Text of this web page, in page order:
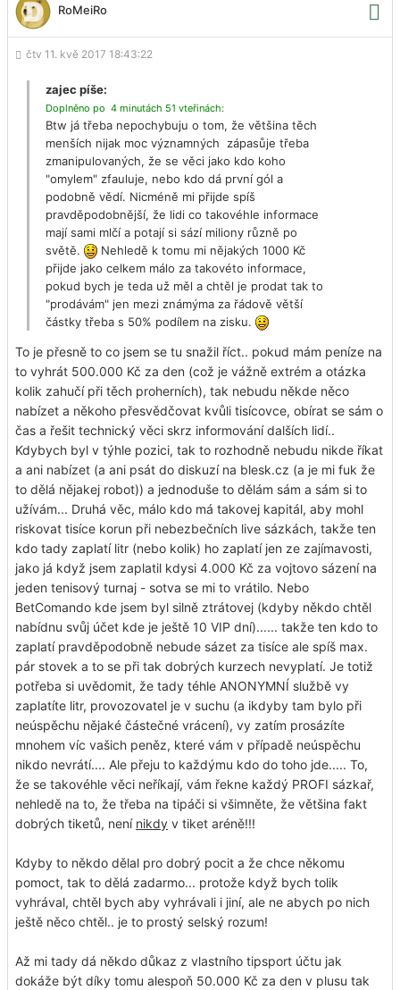
RoMeiRo
čtv 11. kvě 2017 18:43:22
zajec píše:
Doplněno po 4 minutách 51 vteřinách:
Btw já třeba nepochybuju o tom, že většina těch
menších nijak moc významných zápasůje třeba
zmanipulovaných, že se věci jako kdo koho
"omylem" zfauluje, nebo kdo dá první gól a
podobně vědí. Nicméně mi přijde spíš
pravděpodobnější, že lidi co takovéhle informace
mají sami mlčí a potají si sází miliony různě po
světě.
Nehledě k tomu mi nějakých 1000 Kč
přijde jako celkem málo za takovéto informace,
pokud bych je teda už měl a chtěl je prodat tak to
"prodávám" jen mezi známýma za řádově větší
částky třeba s 50% podílem na zisku.
To je přesně to co jsem se tu snažil říct.. pokud mám peníze na
to vyhrát 500.000 Kč za den (což je vážně extrém a otázka
kolik zahučí při těch proherních), tak nebudu někde něco
nabízet a někoho přesvědčovat kvůli tisícovce, obírat se sám o
čas a řešit technický věci skrz informování dalších lidí..
Kdybych byl v týhle pozici, tak to rozhodně nebudu nikde říkat
a ani nabízet (a ani psát do diskuzí na blesk.cz (a je mi fuk že
to dělá nějakej robot)) a jednoduše to dělám sám a sám si to
užívám... Druhá věc, málo kdo má takovej kapitál, aby mohl
riskovat tisíce korun při nebezbečních live sázkách, takže ten
kdo tady zaplatí litr (nebo kolik) ho zaplatí jen ze zajímavosti,
jako já když jsem zaplatil kdysi 4.000 Kč za vojtovo sázení na
jeden tenisový turnaj - sotva se mi to vrátilo. Nebo
BetComando kde jsem byl silně ztrátovej (kdyby někdo chtěl
nabídnu svůj účet kde je ještě 10 VIP dní)...... takže ten kdo to
zaplatí pravděpodobně nebude sázet za tisíce ale spíš max.
pár stovek a to se při tak dobrých kurzech nevyplatí. Je totiž
potřeba si uvědomit, že tady téhle ANONYMNÍ službě vy
zaplatíte litr, provozovatel je v suchu (a ikdyby tam bylo při
neúspěchu nějaké částečné vrácení), vy zatím prosázíte
mnohem víc vašich peněz, které vám v případě neúspěchu
nikdo nevrátí.... Ale přeju to každýmu kdo do toho jde..... To,
že se takovéhle věci neříkají, vám řekne každý PROFI sázkař,
nehledě na to, že třeba na tipáči si všimněte, že většina fakt
dobrých tiketů, není nikdy v tiket aréně!!!
Kdyby to někdo dělal pro dobrý pocit a že chce někomu
pomoct, tak to dělá zadarmo... protože když bych tolik
vyhrával, chtěl bych aby vyhrávali i jiní, ale ne abych po nich
ještě něco chtěl.. je to prostý selský rozum!
Až mi tady dá někdo důkaz z vlastního tipsport účtu jak
dokáže být díky tomu alespoň 50.000 Kč za den v plusu tak